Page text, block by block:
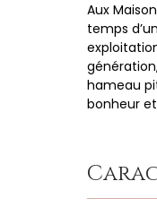
Aux
temps
hameau
bonheur